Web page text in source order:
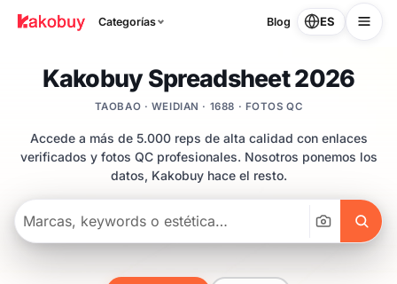
Categorías Blog ES
Kakobuy Spreadsheet 2026
TAOBAO · WEIDIAN · 1688 · FOTOS QC
Accede a más de 5.000 reps de alta calidad con enlaces
verificados y fotos QC profesionales. Nosotros ponemos los
datos, Kakobuy hace el resto.